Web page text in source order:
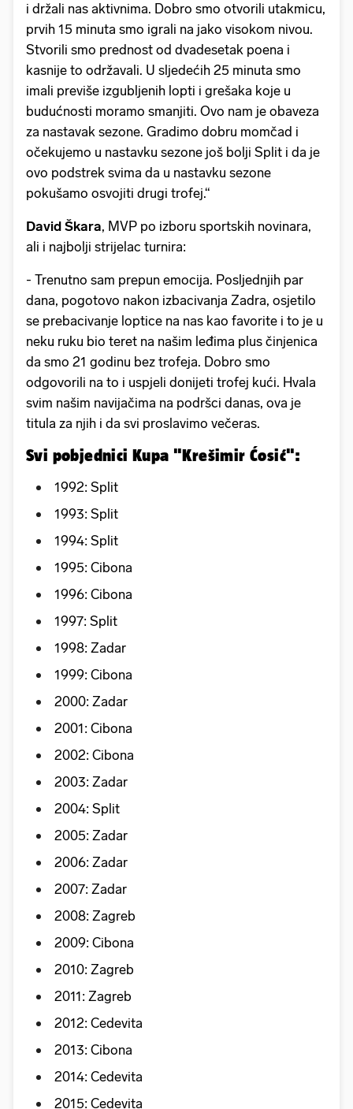
i držali nas aktivnima. Dobro smo otvorili utakmicu,
prvih 15 minuta smo igrali na jako visokom nivou.
Stvorili smo prednost od dvadesetak poena i
kasnije to održavali. U sljedećih 25 minuta smo
imali previše izgubljenih lopti i grešaka koje u
budućnosti moramo smanjiti. Ovo nam je obaveza
za nastavak sezone. Gradimo dobru momčad i
očekujemo u nastavku sezone još bolji Split i da je
ovo podstrek svima da u nastavku sezone
pokušamo osvojiti drugi trofej.“
David Škara, MVP po izboru sportskih novinara,
ali i najbolji strijelac turnira:
- Trenutno sam prepun emocija. Posljednjih par
dana, pogotovo nakon izbacivanja Zadra, osjetilo
se prebacivanje loptice na nas kao favorite i to je u
neku ruku bio teret na našim leđima plus činjenica
da smo 21 godinu bez trofeja. Dobro smo
odgovorili na to i uspjeli donijeti trofej kući. Hvala
svim našim navijačima na podršci danas, ova je
titula za njih i da svi proslavimo večeras.
Svi pobjednici Kupa "Krešimir Ćosić":
1992: Split
1993: Split
1994: Split
1995: Cibona
1996: Cibona
1997: Split
1998: Zadar
1999: Cibona
2000: Zadar
2001: Cibona
2002: Cibona
2003: Zadar
2004: Split
2005: Zadar
2006: Zadar
2007: Zadar
2008: Zagreb
2009: Cibona
2010: Zagreb
2011: Zagreb
2012: Cedevita
2013: Cibona
2014: Cedevita
2015: Cedevita